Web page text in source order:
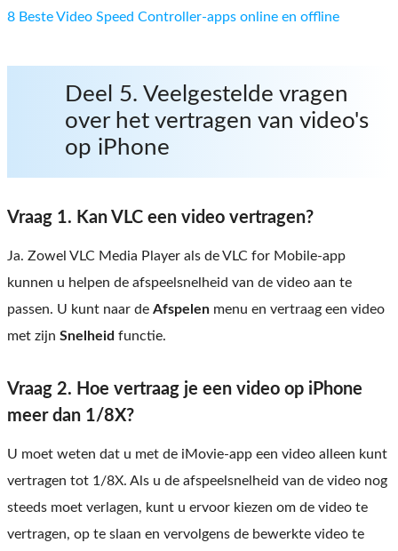
8 Beste Video Speed ​​Controller-apps online en offline
Deel 5. Veelgestelde vragen
over het vertragen van video's
op iPhone
Vraag 1. Kan VLC een video vertragen?
Ja. Zowel VLC Media Player als de VLC for Mobile-app
kunnen u helpen de afspeelsnelheid van de video aan te
passen. U kunt naar de Afspelen menu en vertraag een video
met zijn Snelheid functie.
Vraag 2. Hoe vertraag je een video op iPhone
meer dan 1/8X?
U moet weten dat u met de iMovie-app een video alleen kunt
vertragen tot 1/8X. Als u de afspeelsnelheid van de video nog
steeds moet verlagen, kunt u ervoor kiezen om de video te
vertragen, op te slaan en vervolgens de bewerkte video te